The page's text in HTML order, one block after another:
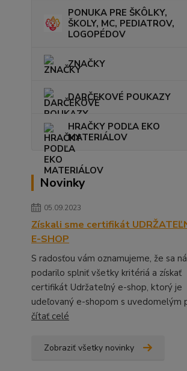
PONUKA PRE ŠKÔLKY,
ŠKOLY, MC, PEDIATROV,
LOGOPÉDOV
ZNAČKY
DARČEKOVÉ POUKAZY
HRAČKY PODĽA EKO
MATERIÁLOV
Novinky
05.09.2023
Získali sme certifikát
E-SHOP
S radosťou vám oznamujeme, že sa
podarilo splniť všetky kritériá a získať
certifikát Udržateľný e-shop, ktorý je
udeľovaný e-shopom s uvedomelým
čítať celé
Zobraziť všetky novinky